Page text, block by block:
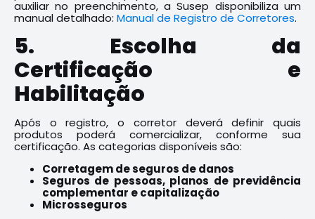
auxiliar no preenchimento, a Susep disponibiliza um
manual detalhado: Manual de Registro de Corretores.
5. Escolha da
Certificação e
Habilitação
Após o registro, o corretor deverá definir quais
produtos poderá comercializar, conforme sua
certificação. As categorias disponíveis são:
Corretagem de seguros de danos
Seguros de pessoas, planos de previdência
complementar e capitalização
Microsseguros